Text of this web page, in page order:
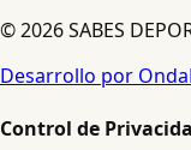
© 2026 SABES
Desarrollo por
Control de